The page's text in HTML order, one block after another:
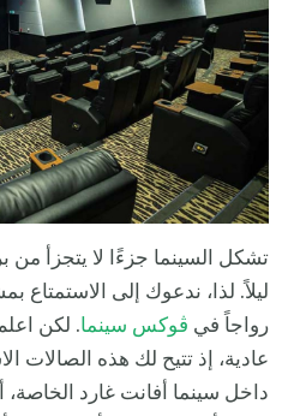
تشكل السينما جزءًا لا يتجزأ من
ليلاً. لذا، ندعوك إلى الاستمتاع
رواجاً في ڤوكس سينما. لكن
عادية، إذ تتيح لك هذه الصالات
داخل سينما أفانت غارد